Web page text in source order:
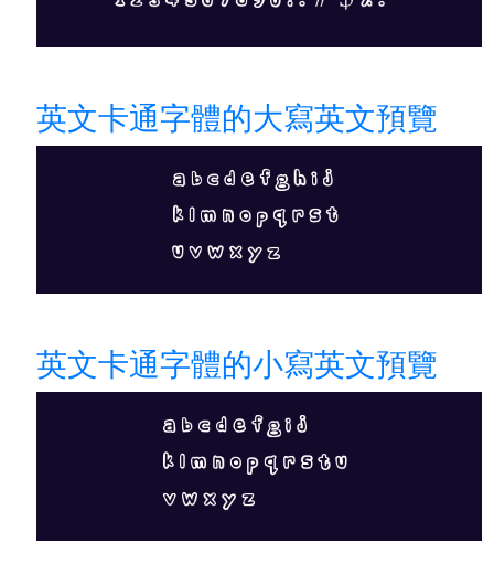
英文卡通字體的大寫英文預覽
英文卡通字體的小寫英文預覽